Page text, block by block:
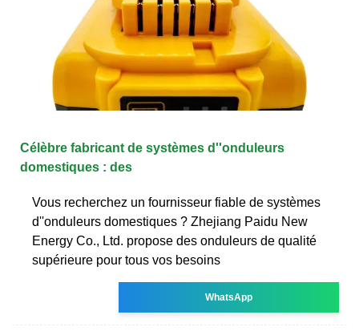
Célèbre fabricant de systèmes d''onduleurs
domestiques : des
Vous recherchez un fournisseur fiable de systèmes
d''onduleurs domestiques ? Zhejiang Paidu New
Energy Co., Ltd. propose des onduleurs de qualité
supérieure pour tous vos besoins
WhatsApp